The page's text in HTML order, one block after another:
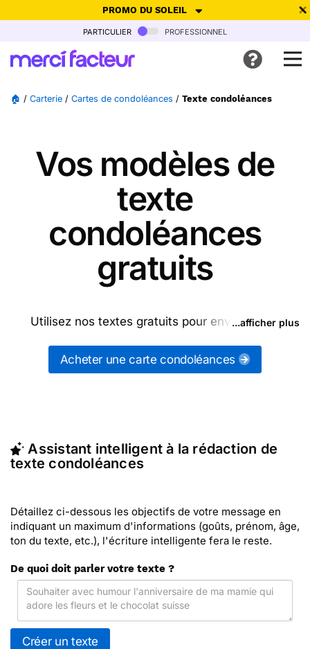
PROMO DU SOLEIL
-30% de réduction avec le code SUMMER26pour envoyer des
particulier professionnel
🏠 / Carterie / Cartes de condoléances / Texte condoléances
Vos modèles de
texte
condoléances
gratuits
Utilisez nos textes gratuits pour envoyer des
la catégorie "Cartes de condoléances") ou
partagez ces modèles de textes sur vos réseaux
(c'est rapide et pas cher). Merci Facteur vous
propose 120 modèles imprimés de condoléances à
...afficher plus
Acheter une carte condoléances
Assistant intelligent à la rédaction de
texte condoléances
Détaillez ci-dessous les objectifs de votre message en
indiquant un maximum d'informations (goûts, prénom, âge,
ton du texte, etc.), l'écriture intelligente fera le reste.
De quoi doit parler votre texte ?
Créer un texte